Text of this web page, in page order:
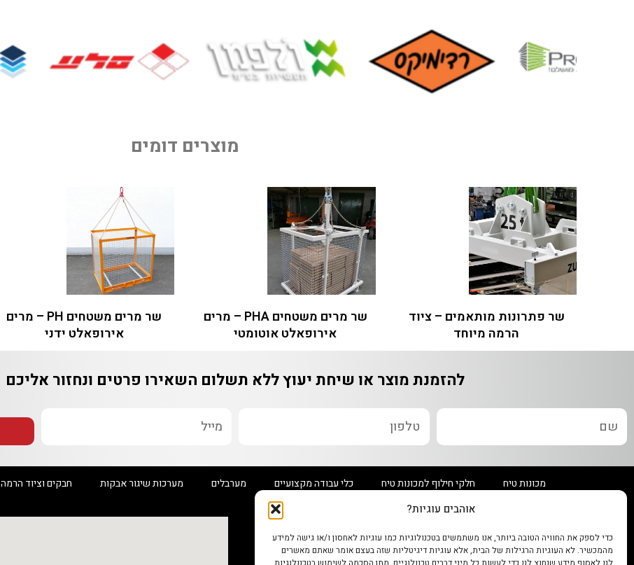
אוהבים עוגיות?
כדי לספק את החוויה הטובה ביותר, אנו משתמשים בטכנולוגיות כמו עוגיות לאחסון ו/או גישה למידע
מהמכשיר. לא העוגיות הרגילות של הבית, אלא עוגיות דיגיטליות שזה בעצם אומר שאתם מאשרים
מוצרים דומים
שר פתרונות מותאמים – ציוד
הרמה מיוחד
שר מרים משטחים PHA – מרים
אירופאלט אוטומטי
שר מרים משטחים PH – מרים
אירופאלט ידני
להזמנת מוצר או שיחת יעוץ ללא תשלום השאירו פרטים ונחזור אליכם
מכונות טיח חלקי חילוף למכונות טיח כלי עבודה מקצועיים מערבלים מערכות שיגור אבקות חבקים וציוד הרמה